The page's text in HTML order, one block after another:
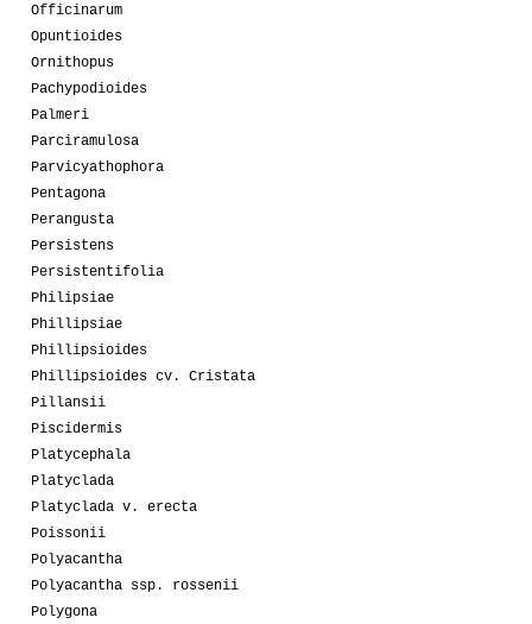
Officinarum
Opuntioides
Ornithopus
Pachypodioides
Palmeri
Parciramulosa
Parvicyathophora
Pentagona
Perangusta
Persistens
Persistentifolia
Philipsiae
Phillipsiae
Phillipsioides
Phillipsioides cv. Cristata
Pillansii
Piscidermis
Platycephala
Platyclada
Platyclada v. erecta
Poissonii
Polyacantha
Polyacantha ssp. rossenii
Polygona